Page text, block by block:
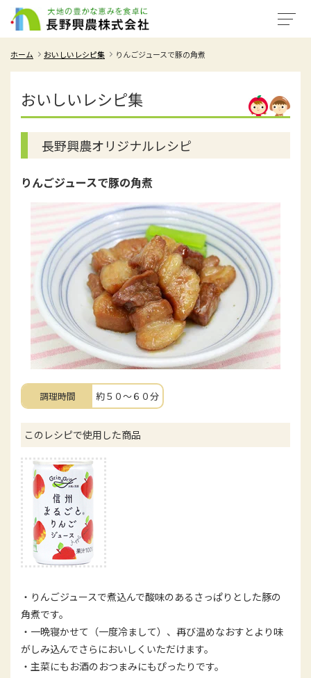
ホーム おいしいレシピ集 りんごジュースで豚の角煮
おいしいレシピ集
長野興農オリジナルレシピ
りんごジュースで豚の角煮
調理時間 約５０～６０分
このレシピで使用した商品
・りんごジュースで煮込んで酸味のあるさっぱりとした豚の
角煮です。
・一晩寝かせて（一度冷まして）、再び温めなおすとより味
がしみ込んでさらにおいしくいただけます。
・主菜にもお酒のおつまみにもぴったりです。